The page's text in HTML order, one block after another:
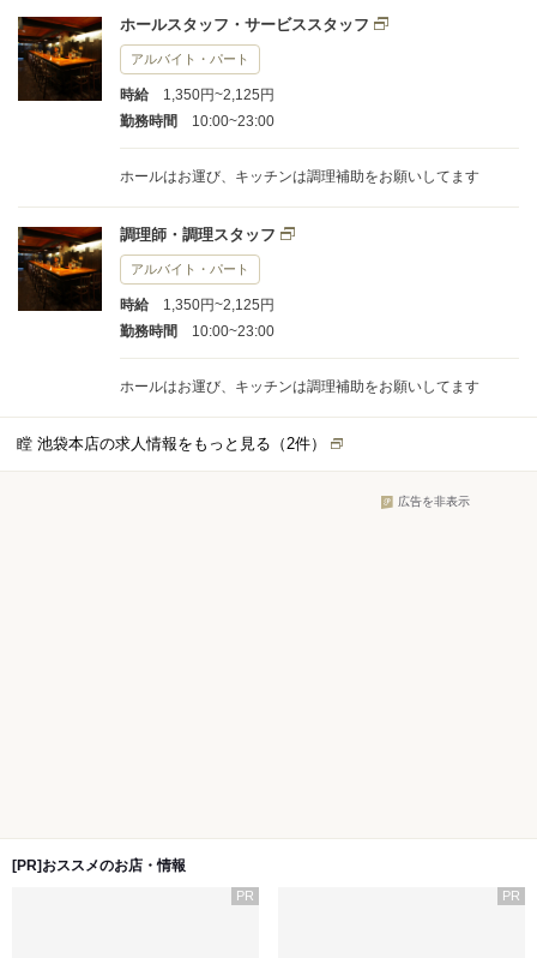
ホールスタッフ・サービススタッフ
アルバイト・パート
時給
1,350円~2,125円
勤務時間
10:00~23:00
ホールはお運び、キッチンは調理補助をお願いしてます
調理師・調理スタッフ
アルバイト・パート
時給
1,350円~2,125円
勤務時間
10:00~23:00
ホールはお運び、キッチンは調理補助をお願いしてます
瞠 池袋本店の求人情報をもっと見る（2件）
広告を非表示
[PR]おススメのお店・情報
PR PR